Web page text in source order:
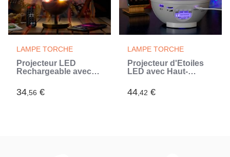
LAMPE TORCHE
Projecteur LED
Rechargeable avec
InnovaGoods
34,56 €
LAMPE TORCHE
Projecteur d'Étoiles
LED avec Haut-
InnovaGoods
44,42 €